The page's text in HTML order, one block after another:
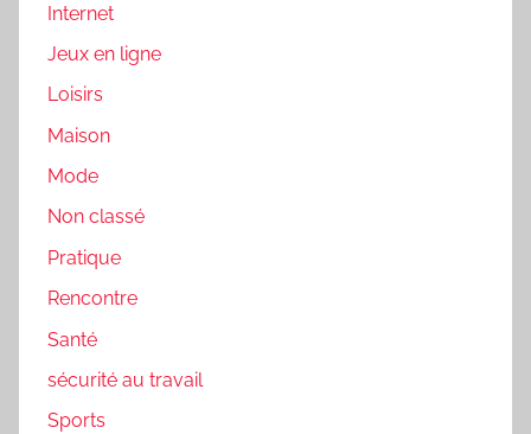
Internet
Jeux en ligne
Loisirs
Maison
Mode
Non classé
Pratique
Rencontre
Santé
sécurité au travail
Sports